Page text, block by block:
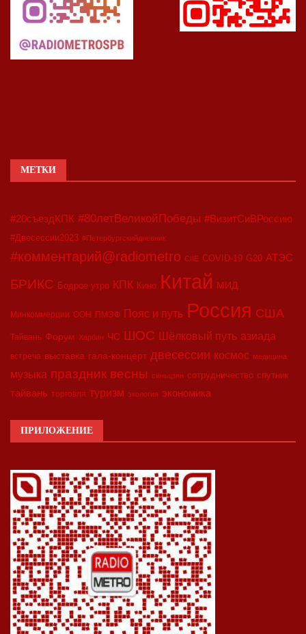
МЕТКИ
#20съездКПК #80летВеликойПобеды #ВизитСиВРоссию
#Двесессии2023 #Петербургскийдневник
#комментарий@radiometro CIIE COVID-19 G20 АТЭС
БРИКС Бодрое утро КПК Кино Китай МИД
Минкоммерции ООН ПМЭФ Пояс и путь Россия США
Тайвань Форум Харбин ЧС ШОС Шёлковый путь азиада
встреча выставка гала-концерт двесессии космос медицина
музыка праздник весны синьцзян сотрудничество спутник
тайвань торговля туризм экология экономика
ПРИЛОЖЕНИЕ